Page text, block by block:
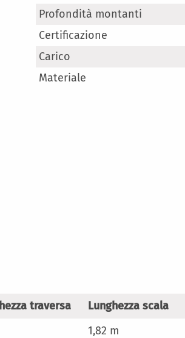
Profondità montanti
Certificazione
Carico
Materiale
traversa Lunghezza scala
1,82 m